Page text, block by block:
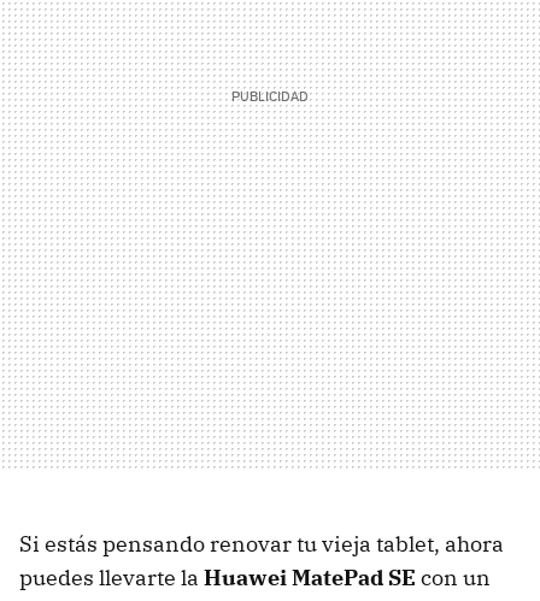
Si estás pensando renovar tu vieja tablet, ahora
puedes llevarte la Huawei MatePad SE con un